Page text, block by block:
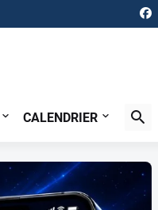
CALENDRIER